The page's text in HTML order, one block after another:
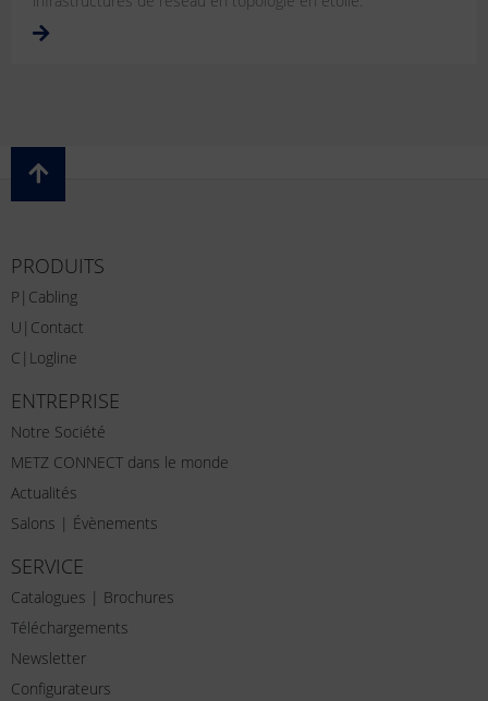
PRODUITS
P|Cabling
U|Contact
C|Logline
ENTREPRISE
Notre Société
METZ CONNECT dans le monde
Actualités
Salons | Évènements
SERVICE
Catalogues | Brochures
Téléchargements
Newsletter
Configurateurs